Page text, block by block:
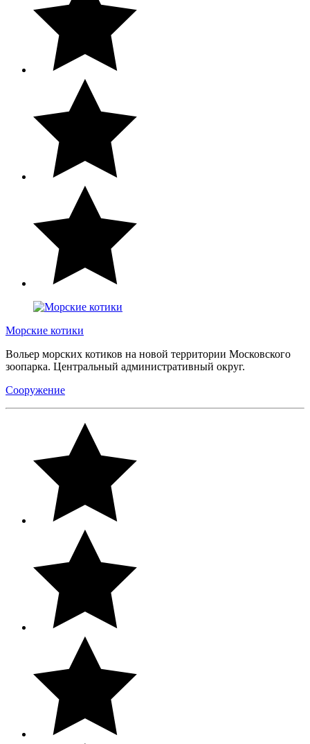
Морские котики
Вольер морских котиков на новой территории Московского
зоопарка. Центральный административный округ.
Сооружение